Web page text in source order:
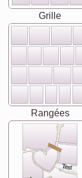
Grille
Rangées
Text